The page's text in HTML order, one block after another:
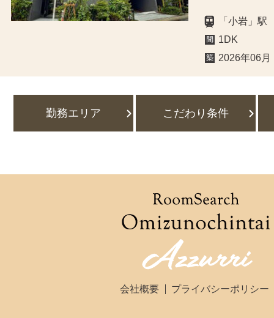
「小岩」
1DK
2026年06月
勤務エリア こだわり条件
会社概要 プライバシーポリシー